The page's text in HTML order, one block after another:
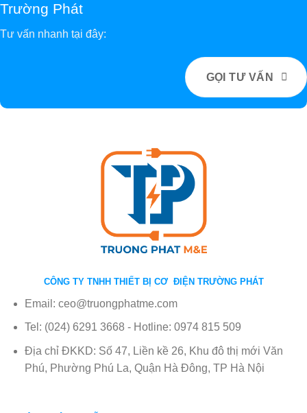
Trường Phát
Tư vấn nhanh tại đây:
GỌI TƯ VẤN
CÔNG TY TNHH THIẾT BỊ CƠ ĐIỆN TRƯỜNG PHÁT
Email: ceo@truongphatme.com
Tel: (024) 6291 3668 - Hotline: 0974 815 509
Địa chỉ ĐKKD: Số 47, Liền kề 26, Khu đô thị mới Văn
Phú, Phường Phú La, Quận Hà Đông, TP Hà Nội